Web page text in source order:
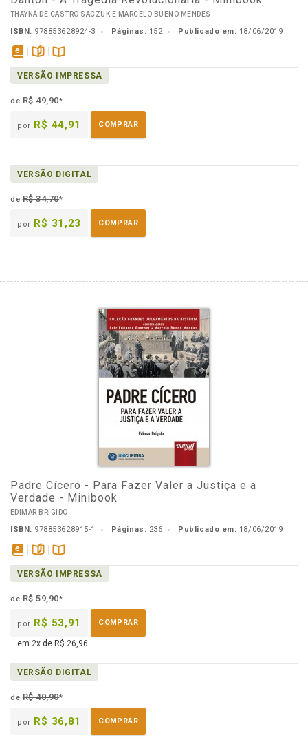
THAYNÁ DE CASTRO SACZUK E MARCELO BUENO MENDES
ISBN: 978853628924-3 Páginas: 152 Publicado em: 18/06/2019
disponível
em
páginasDisponível
na
VERSÃO IMPRESSA
deR$ 49,90*
por R$ 44,91 COMPRAR
VERSÃO DIGITAL
deR$ 34,70*
por R$ 31,23 COMPRAR
Padre Cícero - Para Fazer Valer a Justiça e a
Verdade - Minibook
EDIMAR BRÍGIDO
ISBN: 978853628915-1 Páginas: 236 Publicado em: 18/06/2019
disponível
em
páginasDisponível
na
VERSÃO IMPRESSA
deR$ 59,90*
por R$ 53,91 COMPRAR
em 2x de R$ 26,96
VERSÃO DIGITAL
deR$ 40,90*
por R$ 36,81 COMPRAR